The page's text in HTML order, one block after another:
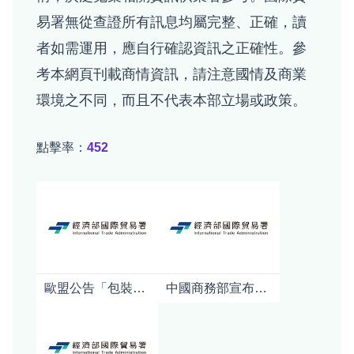
易署無從查證所有訊息均屬完整、正確，讀
者如需運用，應自行確認資訊之正確性。參
考本網頁刊載商情資訊，請注意國情及商業
環境之不同，而且不代表本部立場或政策。
點擊率： 452
歐盟公告「包裝及包裝廢棄物規章」(PPWR)之指引及常見問答 中國商務部宣布對日本強化軍商兩用貨品出口管制對日本產業影響之初步分析